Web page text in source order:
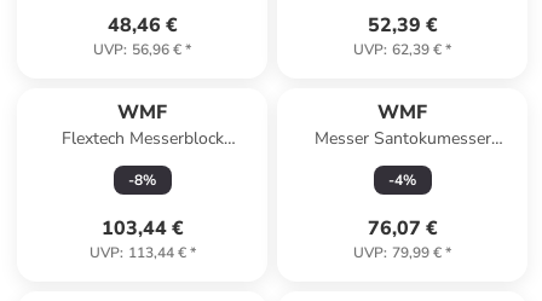
48,46 €
UVP: 56,96 €*
52,39 €
UVP: 62,39 €*
WMF
Flextech Messerblock
Unbestückt Edelstahl in Silber
-8%
103,44 €
UVP: 113,44 €*
WMF
Messer Santokumesser
Spitzenklasse Plus in Schwarz
-4%
76,07 €
UVP: 79,99 €*